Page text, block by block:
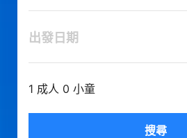
出發日期
1 成人 0 小童
搜尋